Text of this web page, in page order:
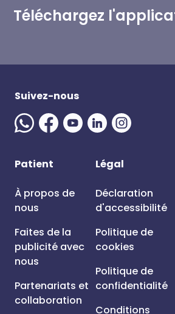
Téléchargez
Suivez-nous
Patient
À propos de
nous
Faites de la
publicité avec
nous
Partenariats et
collaboration
Légal
Déclaration
d'accessibilité
Politique de
cookies
Politique de
confidentialité
Conditions